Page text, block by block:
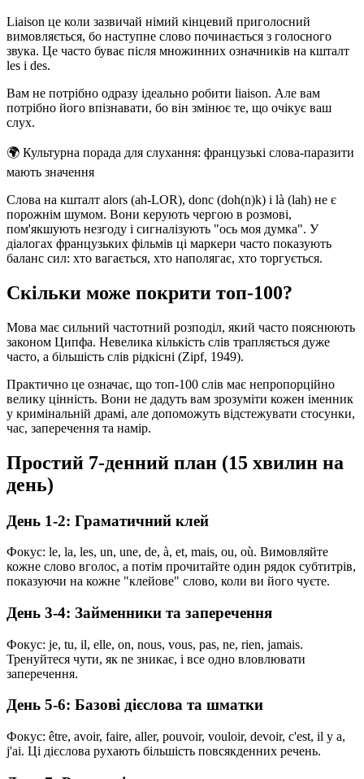
Liaison це коли зазвичай німий кінцевий приголосний
вимовляється, бо наступне слово починається з голосного
звука. Це часто буває після множинних означників на кшталт
les і des.
Вам не потрібно одразу ідеально робити liaison. Але вам
потрібно його впізнавати, бо він змінює те, що очікує ваш
слух.
🌍 Культурна порада для слухання: французькі слова-паразити
мають значення
Слова на кшталт alors (ah-LOR), donc (doh(n)k) і là (lah) не є
порожнім шумом. Вони керують чергою в розмові,
пом'якшують незгоду і сигналізують "ось моя думка". У
діалогах французьких фільмів ці маркери часто показують
баланс сил: хто вагається, хто наполягає, хто торгується.
Скільки може покрити топ-100?
Мова має сильний частотний розподіл, який часто пояснюють
законом Ципфа. Невелика кількість слів трапляється дуже
часто, а більшість слів рідкісні (Zipf, 1949).
Практично це означає, що топ-100 слів має непропорційно
велику цінність. Вони не дадуть вам зрозуміти кожен іменник
у кримінальній драмі, але допоможуть відстежувати стосунки,
час, заперечення та намір.
Простий 7-денний план (15 хвилин на
день)
День 1-2: Граматичний клей
Фокус: le, la, les, un, une, de, à, et, mais, ou, où. Вимовляйте
кожне слово вголос, а потім прочитайте один рядок субтитрів,
показуючи на кожне "клейове" слово, коли ви його чуєте.
День 3-4: Займенники та заперечення
Фокус: je, tu, il, elle, on, nous, vous, pas, ne, rien, jamais.
Тренуйтеся чути, як ne зникає, і все одно вловлювати
заперечення.
День 5-6: Базові дієслова та шматки
Фокус: être, avoir, faire, aller, pouvoir, vouloir, devoir, c'est, il y a,
j'ai. Ці дієслова рухають більшість повсякденних речень.